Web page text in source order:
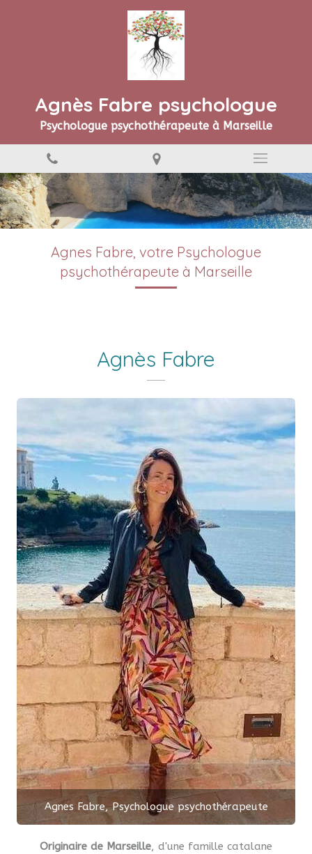
Agnès Fabre psychologue
Psychologue psychothérapeute à Marseille
Agnes Fabre, votre Psychologue
psychothérapeute à Marseille
Agnès Fabre
Agnes Fabre, Psychologue psychothérapeute
Originaire de Marseille, d'une famille catalane